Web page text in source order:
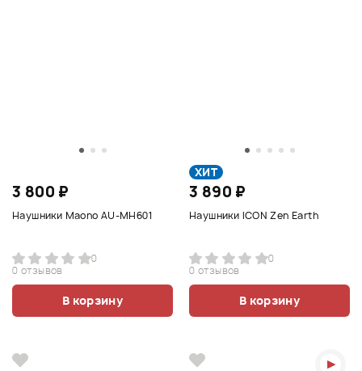
3 800 ₽
Наушники Maono AU-MH601
0
0 отзывов
В корзину
ХИТ
3 890 ₽
Наушники ICON Zen Earth
0
0 отзывов
В корзину